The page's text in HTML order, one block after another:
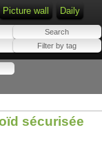
Picture wall Daily
sécurisée